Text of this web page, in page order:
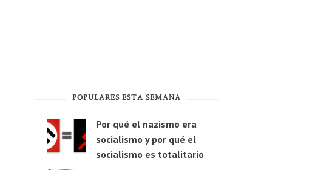
POPULARES ESTA SEMANA
Por qué el nazismo era
socialismo y por qué el
socialismo es totalitario